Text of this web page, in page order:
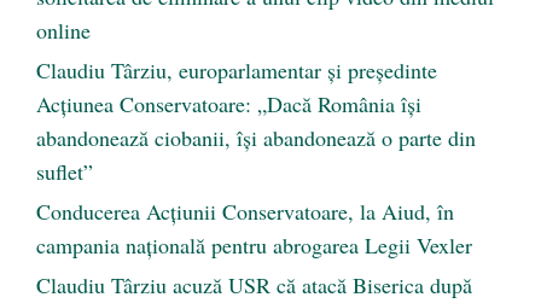
online
Claudiu Târziu, europarlamentar și președinte
Acțiunea Conservatoare: „Dacă România își
abandonează ciobanii, își abandonează o parte din
suflet”
Conducerea Acțiunii Conservatoare, la Aiud, în
campania națională pentru abrogarea Legii Vexler
Claudiu Târziu acuză USR că atacă Biserica după